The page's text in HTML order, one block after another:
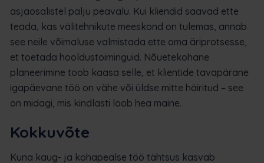
asjaosalistel palju peavalu. Kui kliendid saavad ette
teada, kas välitehnikute meeskond on tulemas, annab
see neile võimaluse valmistada ette oma äriprotsesse,
et toetada hooldustoiminguid. Nõuetekohane
planeerimine toob kaasa selle, et klientide tavapärane
igapäevane töö on vähe või üldse mitte häiritud – see
on midagi, mis kindlasti loob hea maine.
Kokkuvõte
Kuna kaug- ja kohapealse töö tähtsus kasvab